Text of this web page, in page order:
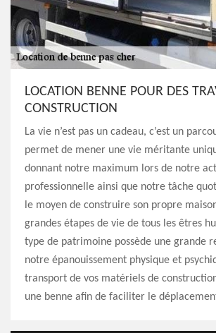
LOCATION BENNE POUR DES
CONSTRUCTION
La vie n’est pas un cadeau, c’est un
permet de mener une vie méritante
donnant notre maximum lors de notre
professionnelle ainsi que notre tâche
le moyen de construire son propre
grandes étapes de vie de tous les êtres
type de patrimoine possède une grande
notre épanouissement physique et
transport de vos matériels de
une benne afin de faciliter le